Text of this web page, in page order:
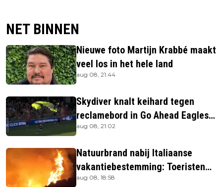
NET BINNEN
Nieuwe foto Martijn Krabbé maakt
veel los in het hele land
aug 08, 21:44
Skydiver knalt keihard tegen
reclamebord in Go Ahead Eagles-
stadion
aug 08, 21:02
Natuurbrand nabij Italiaanse
vakantiebestemming: Toeristen
uit verblijven gehaald
aug 08, 18:58